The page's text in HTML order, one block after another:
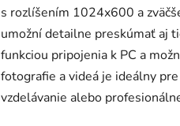
je
0,0
z
5
hviezdičiek.
s rozlíšením 1024x600 a
umožní detailne preskúmať aj
funkciou pripojenia k PC a
fotografie a videá je ideálny
vzdelávanie alebo